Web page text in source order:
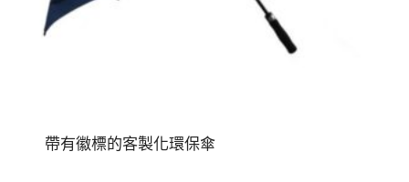
帶有徽標的客製化環保傘